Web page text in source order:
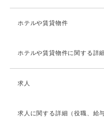
ホテルや賃貸物件
ホテルや賃貸物件に関する詳
求人
求人に関する詳細（役職、給